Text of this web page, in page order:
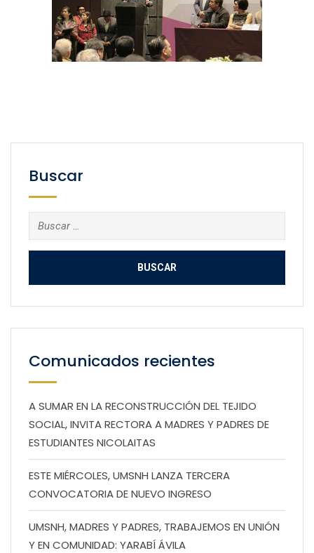
Buscar
Buscar:
Comunicados recientes
A SUMAR EN LA RECONSTRUCCIÓN DEL TEJIDO
SOCIAL, INVITA RECTORA A MADRES Y PADRES DE
ESTUDIANTES NICOLAITAS
ESTE MIÉRCOLES, UMSNH LANZA TERCERA
CONVOCATORIA DE NUEVO INGRESO
UMSNH, MADRES Y PADRES, TRABAJEMOS EN UNIÓN
Y EN COMUNIDAD: YARABÍ ÁVILA